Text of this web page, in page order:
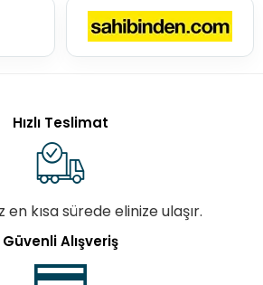
Hızlı Teslimat
en kısa sürede elinize ulaşır.
Güvenli Alışveriş